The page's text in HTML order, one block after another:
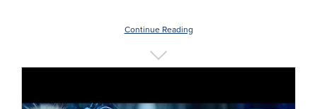
Continue Reading